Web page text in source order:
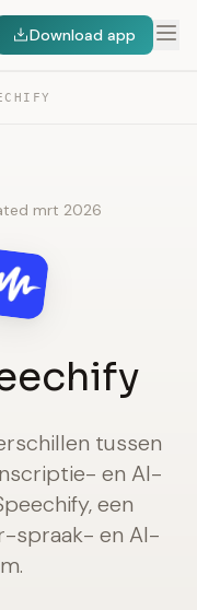
Download app
mrt 2026
tussen
en AI-
een
spraak- en AI-